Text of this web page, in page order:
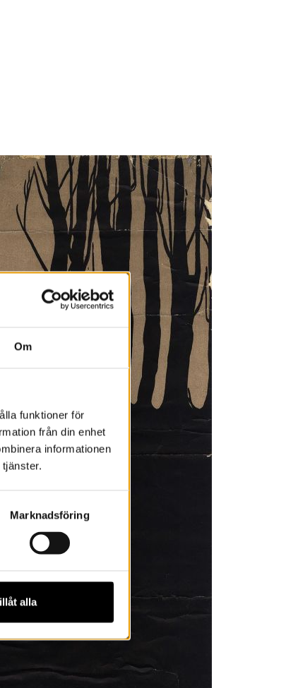
Om
funktioner för
från din enhet
informationen
Marknadsföring
alla